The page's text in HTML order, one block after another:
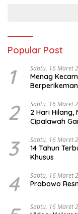
Popular Post
1 Sabtu, 16 Maret
Menag
2 Sabtu, 16 Maret
2 Hari Hilang,
Cipalawah
3 Sabtu, 16 Maret
14 Tahun
Khusus
4 Sabtu, 16 Maret
Prabowo
Sabtu, 16 Maret